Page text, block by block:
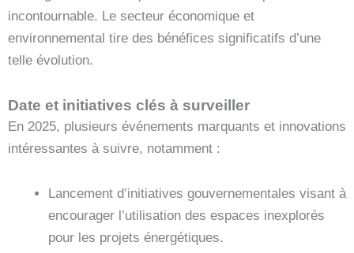
incontournable. Le secteur économique et
environnemental tire des bénéfices significatifs d’une
telle évolution.
Date et initiatives clés à surveiller
En 2025, plusieurs événements marquants et innovations
intéressantes à suivre, notamment :
Lancement d’initiatives gouvernementales visant à
encourager l’utilisation des espaces inexplorés
pour les projets énergétiques.